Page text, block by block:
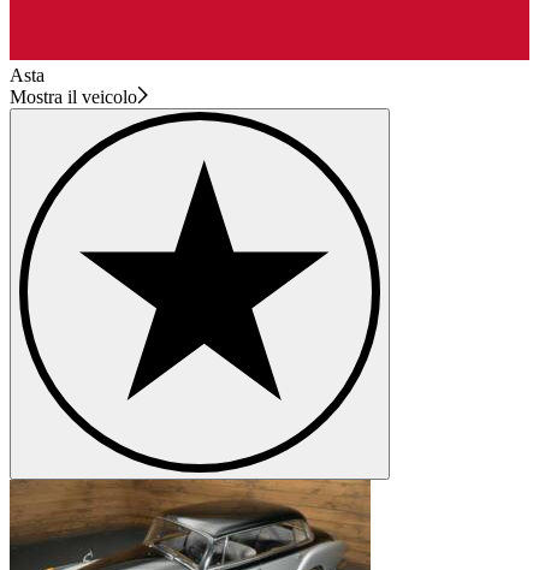
Asta
Mostra il veicolo